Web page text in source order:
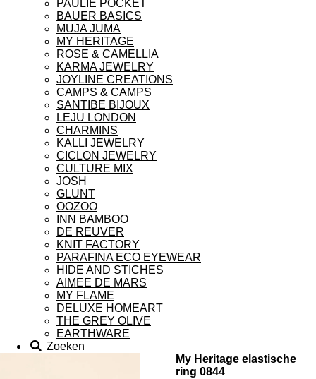
PAULIE POCKET
BAUER BASICS
MUJA JUMA
MY HERITAGE
ROSE & CAMELLIA
KARMA JEWELRY
JOYLINE CREATIONS
CAMPS & CAMPS
SANTIBE BIJOUX
LEJU LONDON
CHARMINS
KALLI JEWELRY
CICLON JEWELRY
CULTURE MIX
JOSH
GLUNT
OOZOO
INN BAMBOO
DE REUVER
KNIT FACTORY
PARAFINA ECO EYEWEAR
HIDE AND STICHES
AIMEE DE MARS
MY FLAME
DELUXE HOMEART
THE GREY OLIVE
EARTHWARE
Zoeken
My Heritage elastische
ring 0844